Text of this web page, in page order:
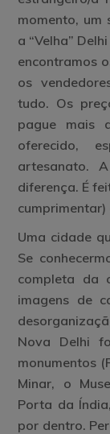
momento, um
a “Velha”
encontramos
os
tudo. Os
pague mais
oferecido,
artesanato.
diferença. É
cumprimentar)
Uma cidade
Se
completa da
imagens de
Nova Delhi
monumentos
Minar, o
Porta da
por dentro.